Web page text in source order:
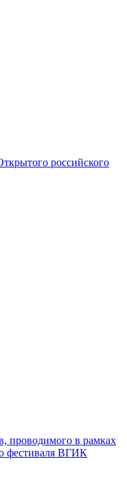
российского
проводимого в рамках
фестиваля ВГИК